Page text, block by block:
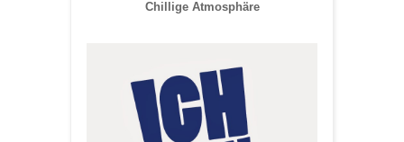
Chillige Atmosphäre